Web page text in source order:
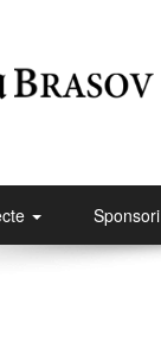
Sponsori